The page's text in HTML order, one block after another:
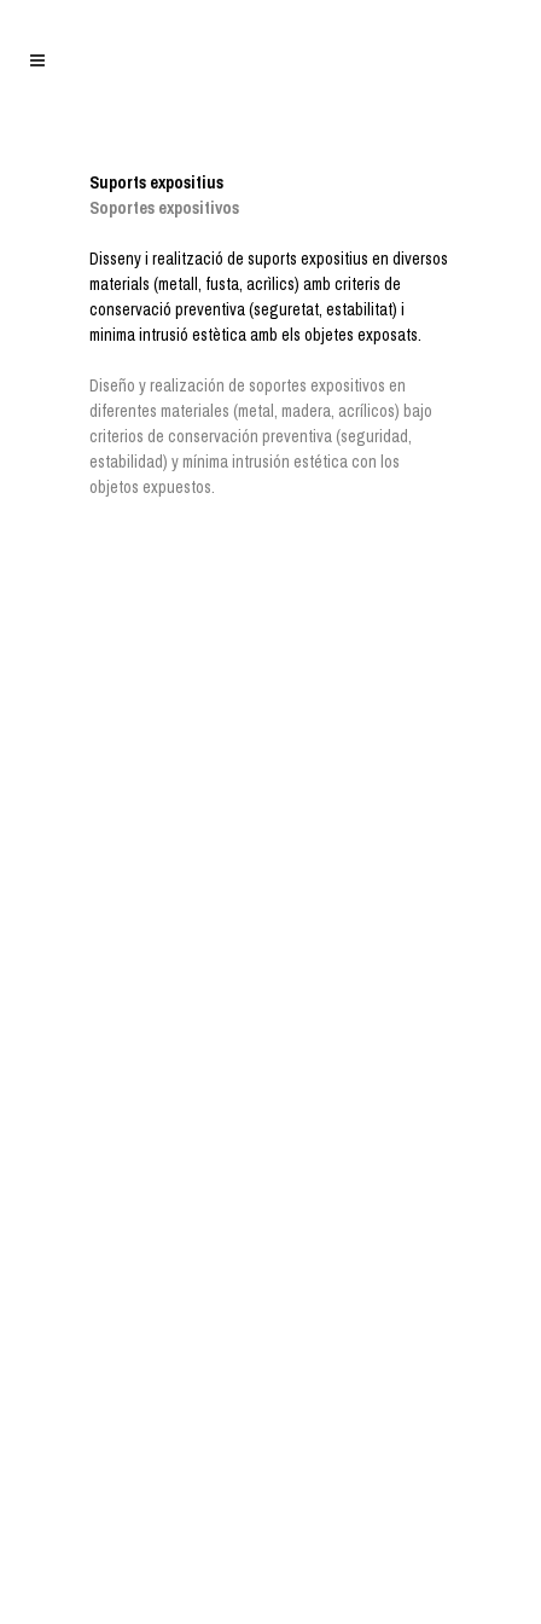
Suports expositius
Soportes expositivos
Disseny i realització de suports expositius en diversos
materials (metall, fusta, acrìlics) amb criteris de
conservació preventiva (seguretat, estabilitat) i
minima intrusió estètica amb els objetes exposats.
Diseño y realización de soportes expositivos en
diferentes materiales (metal, madera, acrílicos) bajo
criterios de conservación preventiva (seguridad,
estabilidad) y mínima intrusión estética con los
objetos expuestos.